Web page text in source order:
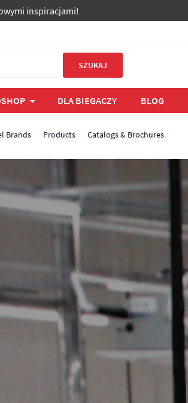
inspiracjami!
SZUKAJ
DLA BIEGACZY BLOG
Brands Products Catalogs & Brochures